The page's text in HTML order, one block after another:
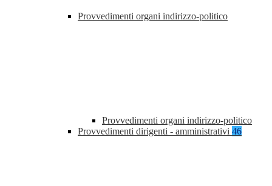
Provvedimenti organi indirizzo-politico
Provvedimenti organi indirizzo-politico
Provvedimenti dirigenti - amministrativi 46